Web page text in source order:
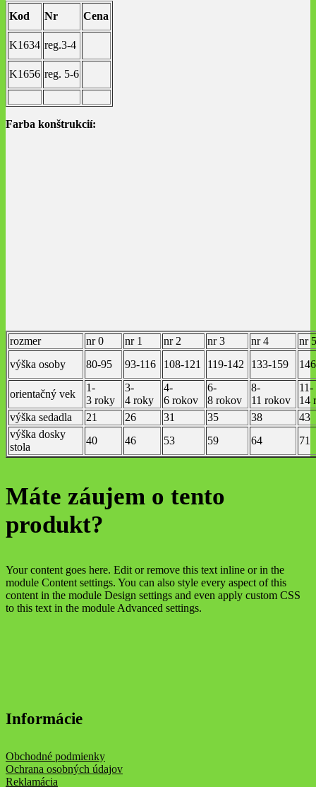
Kod Nr Cena
K1634 reg.3-4
K1656 reg. 5-6
Farba konštrukcií:
rozmer nr 0 nr 1 nr 2 nr 3 nr 4
nr 5
výška osoby
80-95 93-116 108-121 119-142 133-159
orientačný vek
1-
3 roky
3-
4 roky
4-
6 rokov
6-
8 rokov
8-
11 rokov
11-
14
výška sedadla
21 26 31 35 38
43
výška dosky
stola
40 46 53 59 64 71
Máte záujem o tento
produkt?
Your content goes here. Edit or remove this text inline or in the
module Content settings. You can also style every aspect of this
content in the module Design settings and even apply custom CSS
to this text in the module Advanced settings.
Informácie
Obchodné podmienky
Ochrana osobných údajov
Reklamácia